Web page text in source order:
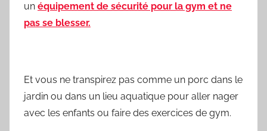
un équipement de sécurité pour la gym et ne
pas se blesser.
Et vous ne transpirez pas comme un porc dans le
jardin ou dans un lieu aquatique pour aller nager
avec les enfants ou faire des exercices de gym.